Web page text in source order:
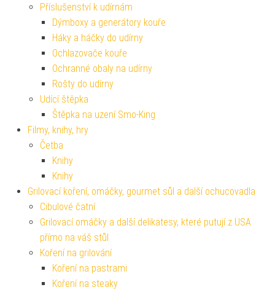
Příslušenství k udírnám
Dýmboxy a generátory kouře
Háky a háčky do udírny
Ochlazovače kouře
Ochranné obaly na udírny
Rošty do udírny
Udící štěpka
Štěpka na uzení Smo-King
Filmy, knihy, hry
Četba
Knihy
Knihy
Grilovací koření, omáčky, gourmet sůl a další ochucovadla
Cibulové čatní
Grilovací omáčky a další delikatesy, které putují z USA
přímo na váš stůl
Koření na grilování
Koření na pastrami
Koření na steaky